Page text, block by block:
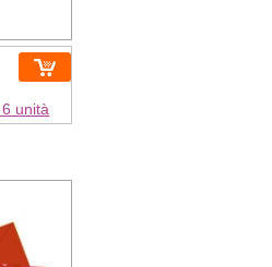
unità